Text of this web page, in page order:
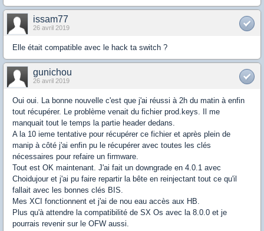
issam77
26 avril 2019
Elle était compatible avec le hack ta switch ?
gunichou
26 avril 2019
Oui oui. La bonne nouvelle c'est que j'ai réussi à 2h du matin à enfin
tout récupérer. Le problème venait du fichier prod.keys. Il me
manquait tout le temps la partie header dedans.
A la 10 ieme tentative pour récupérer ce fichier et après plein de
manip à côté j'ai enfin pu le récupérer avec toutes les clés
nécessaires pour refaire un firmware.
Tout est OK maintenant. J'ai fait un downgrade en 4.0.1 avec
Choidujour et j'ai pu faire repartir la bête en reinjectant tout ce qu'il
fallait avec les bonnes clés BIS.
Mes XCI fonctionnent et j'ai de nou eau accès aux HB.
Plus qu'à attendre la compatibilité de SX Os avec la 8.0.0 et je
pourrais revenir sur le OFW aussi.